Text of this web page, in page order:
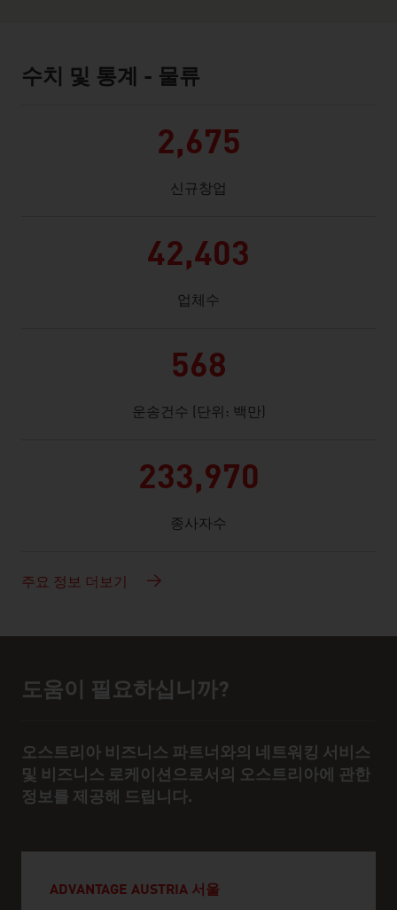
facts & figures
수치 및 통계 - 물류
2,675
신규창업
42,403
업체수
568
운송건수 (단위: 백만)
233,970
종사자수
주요 정보 더보기
도움 및 담당자
도움이 필요하십니까?
오스트리아 비즈니스 파트너와의 네트워킹 서비스
및 비즈니스 로케이션으로서의 오스트리아에 관한
정보를 제공해 드립니다.
ADVANTAGE AUSTRIA 서울